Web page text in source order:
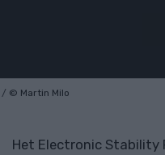
/ © Martin Milo
Het Electronic Stability